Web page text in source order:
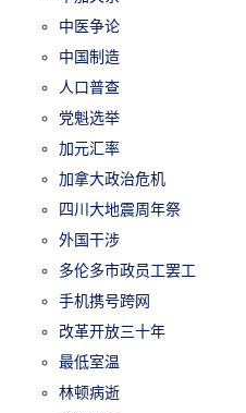
中医争论
中国制造
人口普查
党魁选举
加元汇率
加拿大政治危机
四川大地震周年祭
外国干涉
多伦多市政员工罢工
手机携号跨网
改革开放三十年
最低室温
林顿病逝